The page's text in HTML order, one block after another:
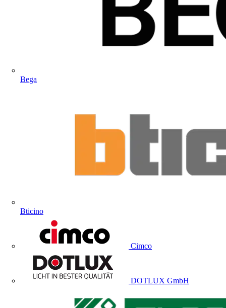
Bega
Bticino
Cimco
DOTLUX GmbH